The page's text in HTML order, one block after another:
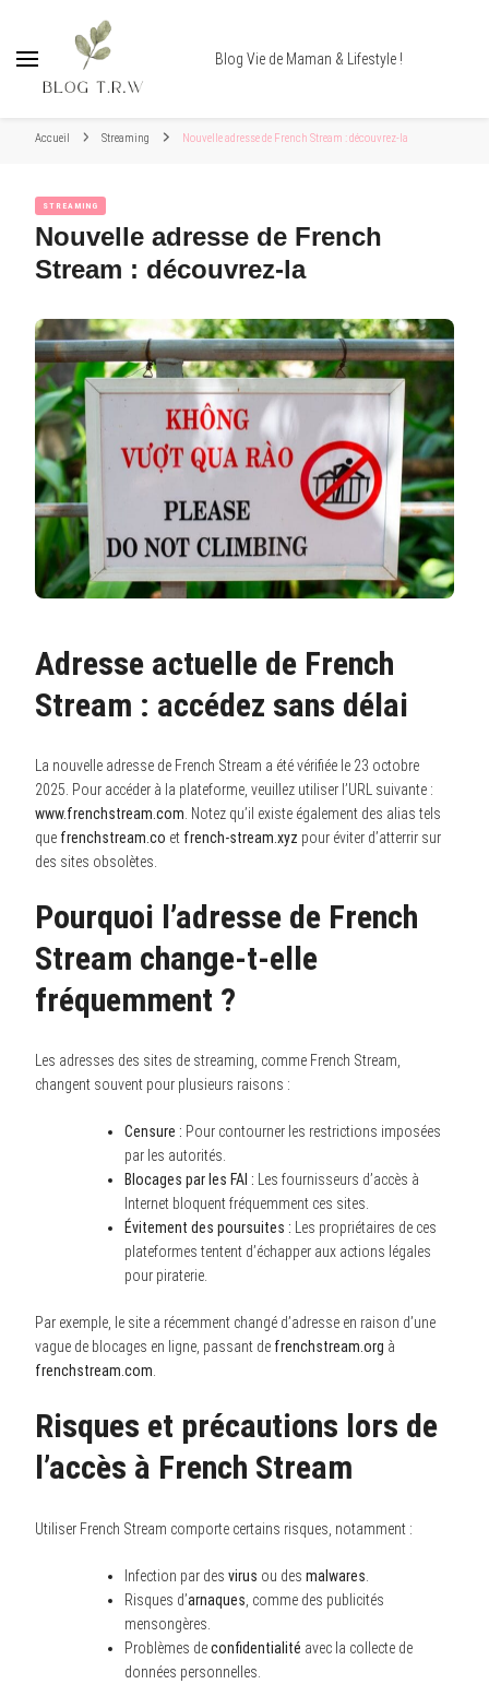
Blog Vie de Maman & Lifestyle !
Accueil Streaming Nouvelle adresse de French Stream : découvrez-la
STREAMING
Nouvelle adresse de French
Stream : découvrez-la
Adresse actuelle de French
Stream : accédez sans délai
La nouvelle adresse de French Stream a été vérifiée le 23 octobre
2025. Pour accéder à la plateforme, veuillez utiliser l’URL suivante :
www.frenchstream.com. Notez qu’il existe également des alias tels
que frenchstream.co et french-stream.xyz pour éviter d’atterrir sur
des sites obsolètes.
Pourquoi l’adresse de French
Stream change-t-elle
fréquemment ?
Les adresses des sites de streaming, comme French Stream,
changent souvent pour plusieurs raisons :
Censure : Pour contourner les restrictions imposées
par les autorités.
Blocages par les FAI : Les fournisseurs d’accès à
Internet bloquent fréquemment ces sites.
Évitement des poursuites : Les propriétaires de ces
plateformes tentent d’échapper aux actions légales
pour piraterie.
Par exemple, le site a récemment changé d’adresse en raison d’une
vague de blocages en ligne, passant de frenchstream.org à
frenchstream.com.
Risques et précautions lors de
l’accès à French Stream
Utiliser French Stream comporte certains risques, notamment :
Infection par des virus ou des malwares
Risques d’arnaques , comme des publicités
mensongères.
Problèmes deconfidentialité avec la collecte de
données personnelles.